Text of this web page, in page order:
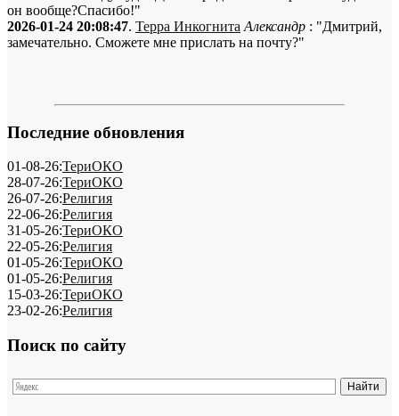
он вообще?Спасибо!"
2026-01-24 20:08:47. Терра Инкогнита Александр : "Дмитрий,
замечательно. Сможете мне прислать на почту?"
Последние обновления
01-08-26:ТериОКО
28-07-26:ТериОКО
26-07-26:Религия
22-06-26:Религия
31-05-26:ТериОКО
22-05-26:Религия
01-05-26:ТериОКО
01-05-26:Религия
15-03-26:ТериОКО
23-02-26:Религия
Поиск по сайту